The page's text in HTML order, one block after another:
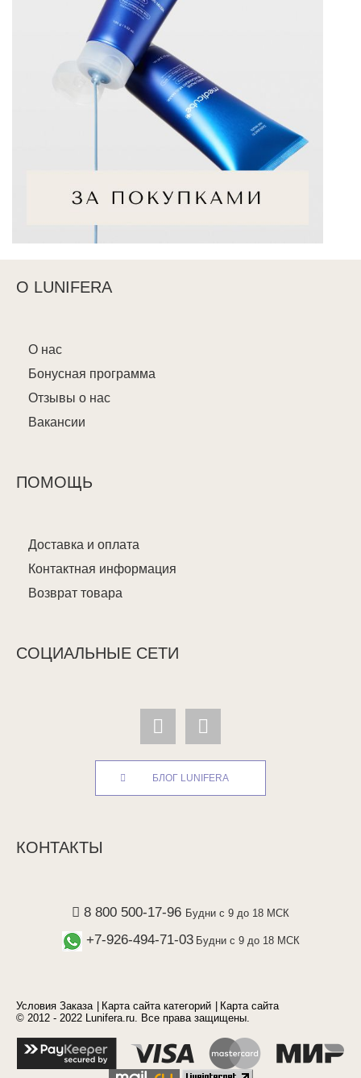
О LUNIFERA
О нас
Бонусная программа
Отзывы о нас
Вакансии
ПОМОЩЬ
Доставка и оплата
Контактная информация
Возврат товара
СОЦИАЛЬНЫЕ СЕТИ
БЛОГ LUNIFERA
КОНТАКТЫ
8 800 500-17-96 Будни с 9 до 18 МСК
+7-926-494-71-03 Будни с 9 до 18 МСК
Условия Заказа Карта сайта категорий
Карта сайта
© 2012 - 2022 Lunifera.ru. Все права защищены.